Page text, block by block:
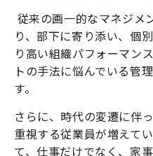
従来の画一的なマネジメ
り、部下に寄り添い、個
り高い組織パフォーマン
トの手法に悩んでいる管
す。
さらに、時代の変遷に伴
重視する従業員が増えて
て、仕事だけでなく、家